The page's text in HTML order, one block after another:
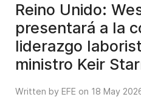
Reino Unido:
presentará a la
liderazgo
ministro Keir
Written by EFE on 18 May